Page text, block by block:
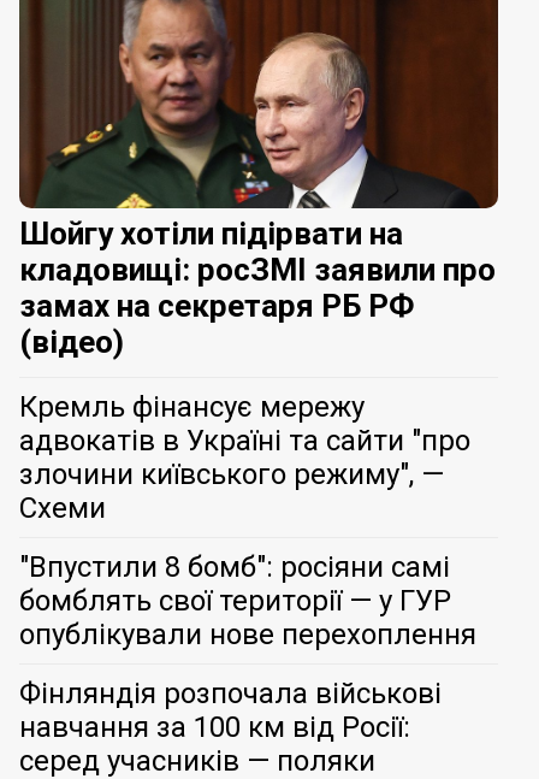
Шойгу хотіли підірвати на
кладовищі: росЗМІ заявили про
замах на секретаря РБ РФ
(відео)
Кремль фінансує мережу
адвокатів в Україні та сайти "про
злочини київського режиму", —
Схеми
"Впустили 8 бомб": росіяни самі
бомблять свої території — у ГУР
опублікували нове перехоплення
Фінляндія розпочала військові
навчання за 100 км від Росії:
серед учасників — поляки